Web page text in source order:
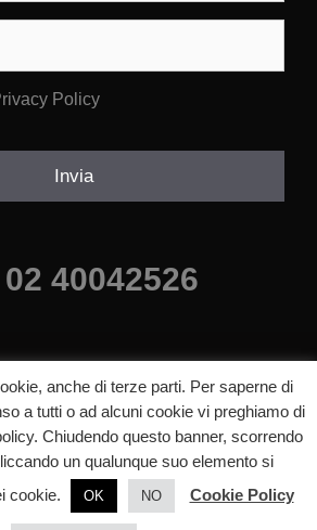
Policy
Invia
40042526
comunicazione milano, Tutti i diritti riservati.
|Informazioni legali
anche di terze parti. Per saperne di
a tutti o ad alcuni cookie vi preghiamo di
Chiudendo questo banner, scorrendo
un qualunque suo elemento si
cookie.
OK NO Cookie Policy